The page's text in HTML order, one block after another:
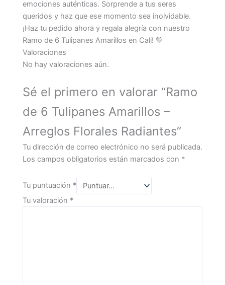
emociones auténticas. Sorprende a tus seres
queridos y haz que ese momento sea inolvidable.
¡Haz tu pedido ahora y regala alegría con nuestro
Ramo de 6 Tulipanes Amarillos en Cali! 💛
Valoraciones
No hay valoraciones aún.
Sé el primero en valorar “Ramo
de 6 Tulipanes Amarillos –
Arreglos Florales Radiantes”
Tu dirección de correo electrónico no será publicada.
Los campos obligatorios están marcados con *
Tu puntuación *
Tu valoración *